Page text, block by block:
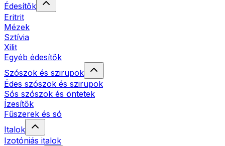
Édesítők
Eritrit
Mézek
Sztívia
Xilit
Egyéb édesítők
Szószok és szirupok
Édes szószok és szirupok
Sós szószok és öntetek
Ízesítők
Fűszerek és só
Italok
Izotóniás italok